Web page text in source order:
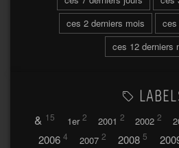
ces 2 derniers mois
ces
ces 12 derniers
& 15 1er 2 2001 2 2002 2
2006 4 2007 2 2008 5